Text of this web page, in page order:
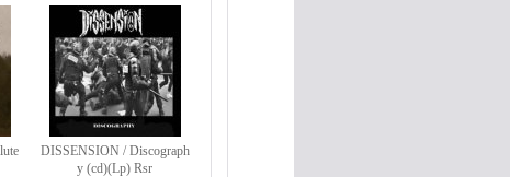
DISSENSION / Discograph
y (cd)(Lp) Rsr